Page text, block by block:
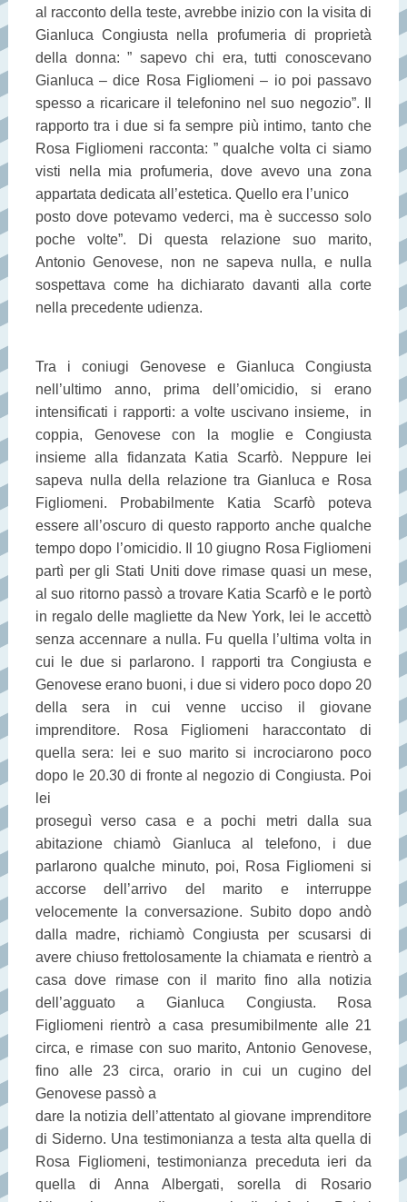
al racconto della teste, avrebbe inizio con la visita di
Gianluca Congiusta nella profumeria di proprietà
della donna: ” sapevo chi era, tutti conoscevano
Gianluca – dice Rosa Figliomeni – io poi passavo
spesso a ricaricare il telefonino nel suo negozio”. Il
rapporto tra i due si fa sempre più intimo, tanto che
Rosa Figliomeni racconta: ” qualche volta ci siamo
visti nella mia profumeria, dove avevo una zona
appartata dedicata all’estetica. Quello era l’unico
posto dove potevamo vederci, ma è successo solo
poche volte”. Di questa relazione suo marito,
Antonio Genovese, non ne sapeva nulla, e nulla
sospettava come ha dichiarato davanti alla corte
nella precedente udienza.
Tra i coniugi Genovese e Gianluca Congiusta
nell’ultimo anno, prima dell’omicidio, si erano
intensificati i rapporti: a volte uscivano insieme, in
coppia, Genovese con la moglie e Congiusta
insieme alla fidanzata Katia Scarfò. Neppure lei
sapeva nulla della relazione tra Gianluca e Rosa
Figliomeni. Probabilmente Katia Scarfò poteva
essere all’oscuro di questo rapporto anche qualche
tempo dopo l’omicidio. Il 10 giugno Rosa Figliomeni
partì per gli Stati Uniti dove rimase quasi un mese,
al suo ritorno passò a trovare Katia Scarfò e le portò
in regalo delle magliette da New York, lei le accettò
senza accennare a nulla. Fu quella l’ultima volta in
cui le due si parlarono. I rapporti tra Congiusta e
Genovese erano buoni, i due si videro poco dopo 20
della sera in cui venne ucciso il giovane
imprenditore. Rosa Figliomeni haraccontato di
quella sera: lei e suo marito si incrociarono poco
dopo le 20.30 di fronte al negozio di Congiusta. Poi
lei
proseguì verso casa e a pochi metri dalla sua
abitazione chiamò Gianluca al telefono, i due
parlarono qualche minuto, poi, Rosa Figliomeni si
accorse dell’arrivo del marito e interruppe
velocemente la conversazione. Subito dopo andò
dalla madre, richiamò Congiusta per scusarsi di
avere chiuso frettolosamente la chiamata e rientrò a
casa dove rimase con il marito fino alla notizia
dell’agguato a Gianluca Congiusta. Rosa
Figliomeni rientrò a casa presumibilmente alle 21
circa, e rimase con suo marito, Antonio Genovese,
fino alle 23 circa, orario in cui un cugino del
Genovese passò a
dare la notizia dell’attentato al giovane imprenditore
di Siderno. Una testimonianza a testa alta quella di
Rosa Figliomeni, testimonianza preceduta ieri da
quella di Anna Albergati, sorella di Rosario